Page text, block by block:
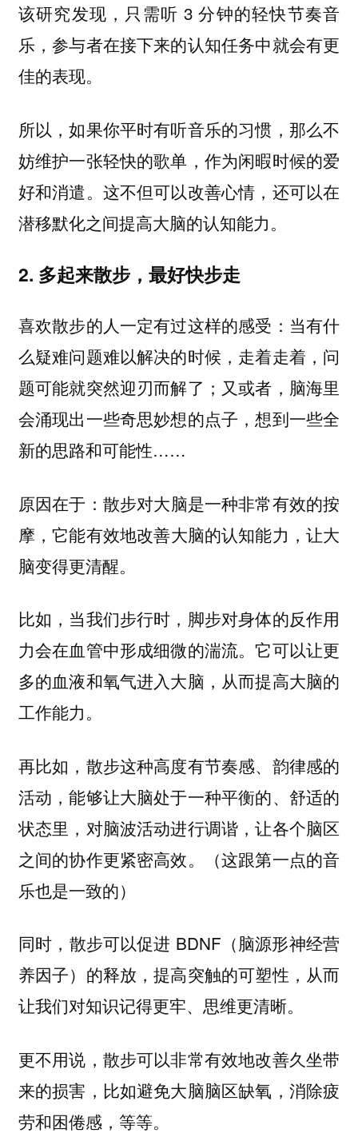
该研究发现，只需听 3 分钟的轻快节奏音
乐，参与者在接下来的认知任务中就会有更
佳的表现。
所以，如果你平时有听音乐的习惯，那么不
妨维护一张轻快的歌单，作为闲暇时候的爱
好和消遣。这不但可以改善心情，还可以在
潜移默化之间提高大脑的认知能力。
2. 多起来散步，最好快步走
喜欢散步的人一定有过这样的感受：当有什
么疑难问题难以解决的时候，走着走着，问
题可能就突然迎刃而解了；又或者，脑海里
会涌现出一些奇思妙想的点子，想到一些全
新的思路和可能性……
原因在于： 散步对大脑是一种非常有效的按
摩，它能有效地改善大脑的认知能力，让大
脑变得更清醒。
比如，当我们步行时，脚步对身体的反作用
力会在血管中形成细微的湍流。它可以让更
多的血液和氧气进入大脑，从而提高大脑的
工作能力。
再比如，散步这种高度有节奏感、韵律感的
活动，能够让大脑处于一种平衡的、舒适的
状态里，对脑波活动进行调谐，让各个脑区
之间的协作更紧密高效。（这跟第一点的音
乐也是一致的）
同时，散步可以促进 BDNF（脑源形神经营
养因子）的释放，提高突触的可塑性，从而
让我们对知识记得更牢、思维更清晰。
更不用说，散步可以非常有效地改善久坐带
来的损害，比如避免大脑脑区缺氧，消除疲
劳和困倦感，等等。